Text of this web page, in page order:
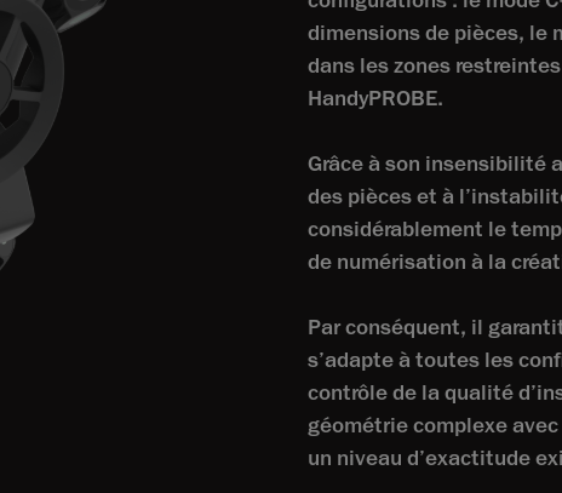
dimensions de pièces, le
dans les zones
HandyPROBE.
Grâce à son insensibilité
des pièces et à
considérablement le
de numérisation à la
Par conséquent, il
s’adapte à toutes les
contrôle de la qualité
géométrie complexe
un niveau d’exactitude